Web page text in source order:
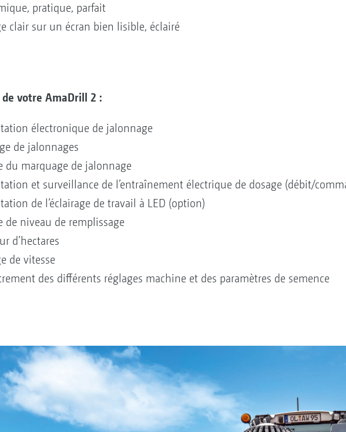
pratique, parfait
clair sur un écran bien lisible, éclairé
votre AmaDrill 2 :
électronique de jalonnage
de jalonnages
du marquage de jalonnage
et surveillance de l’entraînement électrique de dosage (débit/
de l’éclairage de travail à LED (option)
de niveau de remplissage
d’hectares
de vitesse
des différents réglages machine et des paramètres de semence